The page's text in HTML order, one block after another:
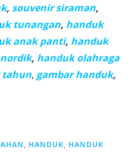
, souvenir siraman,
tunangan, handuk
anak panti, handuk
, handuk olahraga
tahun, gambar handuk,
HANDUK
HANDUK